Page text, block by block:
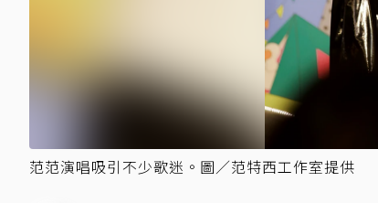
范范演唱吸引不少歌迷。圖／范特西工作室提供